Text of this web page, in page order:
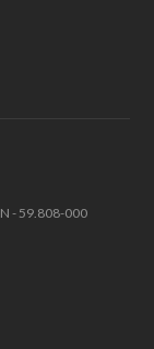
- 59.808-000